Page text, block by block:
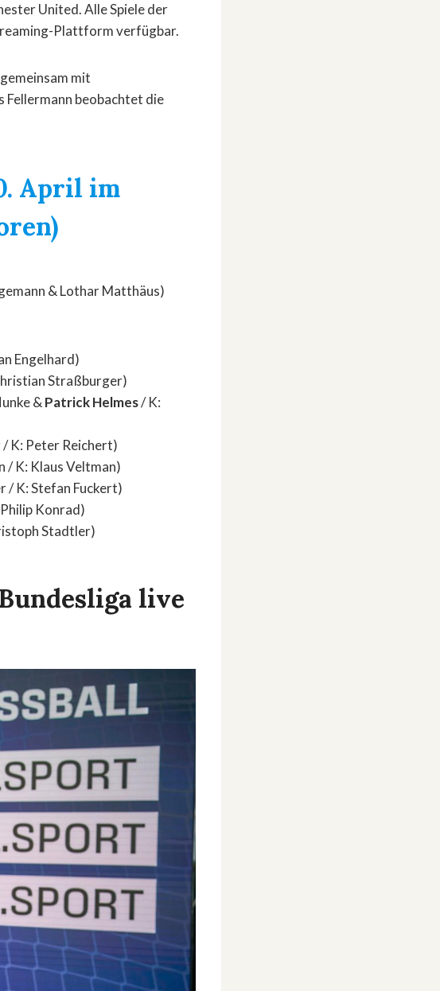
United. Alle Spiele der
Plattform verfügbar.
mit
beobachtet die
April im
& Lothar Matthäus)
Engelhard)
Straßburger)
&Patrick Helmes/ K:
/ K: Peter Reichert)
/ K: Klaus Veltman)
/ K: Stefan Fuckert)
Konrad)
Stadtler)
live